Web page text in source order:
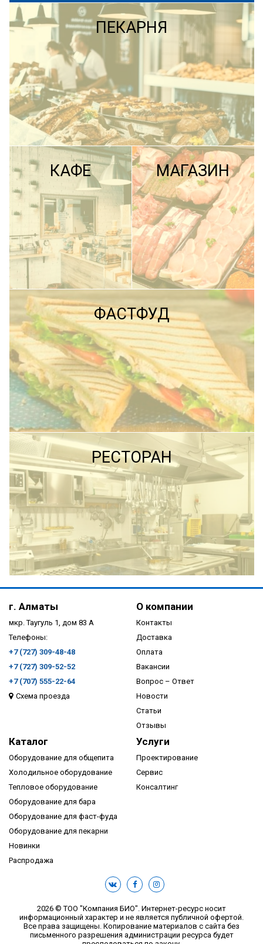
ПЕКАРНЯ
ПОДРОБНЕЕ
КАФЕ
ПОДРОБНЕЕ
МАГАЗИН
ПОДРОБНЕЕ
ФАСТФУД
ПОДРОБНЕЕ
РЕСТОРАН
ПОДРОБНЕЕ
г. Алматы
мкр. Таугуль 1, дом 83 А
Телефоны:
+7 (727) 309-48-48
+7 (727) 309-52-52
+7 (707) 555-22-64
Схема проезда
О компании
Контакты
Доставка
Оплата
Вакансии
Вопрос – Ответ
Новости
Статьи
Отзывы
Каталог
Оборудование для общепита
Холодильное оборудование
Тепловое оборудование
Оборудование для бара
Оборудование для фаст-фуда
Оборудование для пекарни
Новинки
Распродажа
Услуги
Проектирование
Сервис
Консалтинг
2026 © ТОО "Компания БИО". Интернет-ресурс носит
информационный характер и не является публичной офертой.
Все права защищены. Копирование материалов с сайта без
письменного разрешения администрации ресурса будет